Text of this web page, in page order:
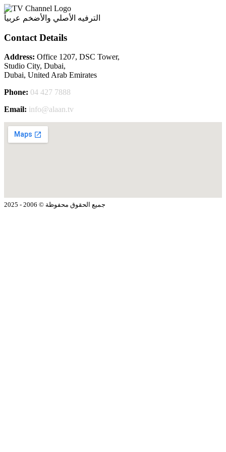
الترفيه الأصلي والأضخم عربياً
Contact Details
Address: Office 1207, DSC Tower,
Studio City, Dubai,
Dubai, United Arab Emirates
Phone: 04 427 7888
Email: info@alaan.tv
جميع الحقوق محفوظة © 2006 - 2025